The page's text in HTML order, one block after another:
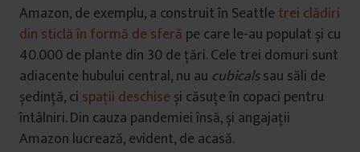
Amazon, de exemplu, a construit în Seattle trei clădiri
din sticlă în formă de sferă pe care le-au populat și cu
40.000 de plante din 30 de țări. Cele trei domuri sunt
adiacente hubului central, nu au cubicalssau săli de
ședință, ci spații deschiseși căsuțe în copaci pentru
întâlniri. Din cauza pandemiei însă, și angajații
Amazon lucrează, evident, de acasă.